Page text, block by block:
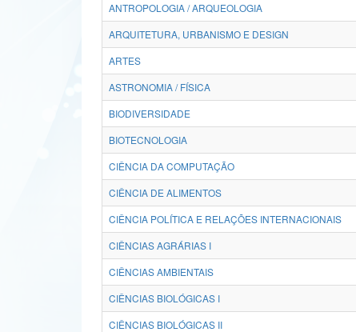
ANTROPOLOGIA / ARQUEOLOGIA
ARQUITETURA, URBANISMO E DESIGN
ARTES
ASTRONOMIA / FÍSICA
BIODIVERSIDADE
BIOTECNOLOGIA
CIÊNCIA DA COMPUTAÇÃO
CIÊNCIA DE ALIMENTOS
CIÊNCIA POLÍTICA E RELAÇÕES INTERNACIONAIS
CIÊNCIAS AGRÁRIAS I
CIÊNCIAS AMBIENTAIS
CIÊNCIAS BIOLÓGICAS I
CIÊNCIAS BIOLÓGICAS II